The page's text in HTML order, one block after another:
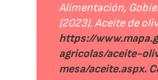
Alimentación,
(2023). Aceite de
https://
agricolas/aceite-
mesa/aceite.aspx.